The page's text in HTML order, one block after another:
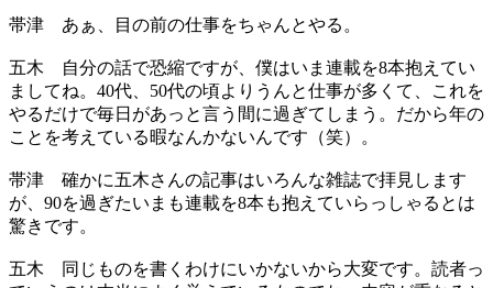
帯津 あぁ、目の前の仕事をちゃんとやる。
五木 自分の話で恐縮ですが、僕はいま連載を8本抱えてい
ましてね。40代、50代の頃よりうんと仕事が多くて、これを
やるだけで毎日があっと言う間に過ぎてしまう。だから年の
ことを考えている暇なんかないんです（笑）。
帯津 確かに五木さんの記事はいろんな雑誌で拝見します
が、90を過ぎたいまも連載を8本も抱えていらっしゃるとは
驚きです。
五木 同じものを書くわけにいかないから大変です。読者っ